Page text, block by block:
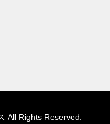
All Rights Reserved.